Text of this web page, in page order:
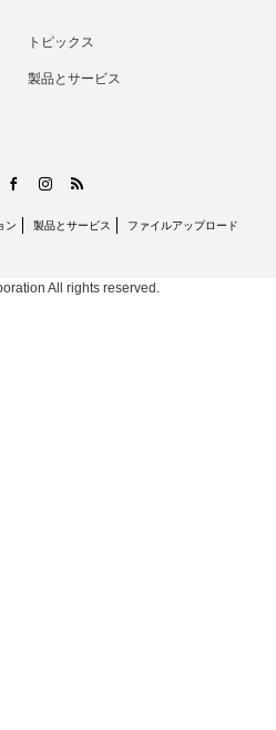
トピックス
製品とサービス
TwitterFacebookInstagram
ン 製品とサービス ファイルアップロード
All rights reserved.